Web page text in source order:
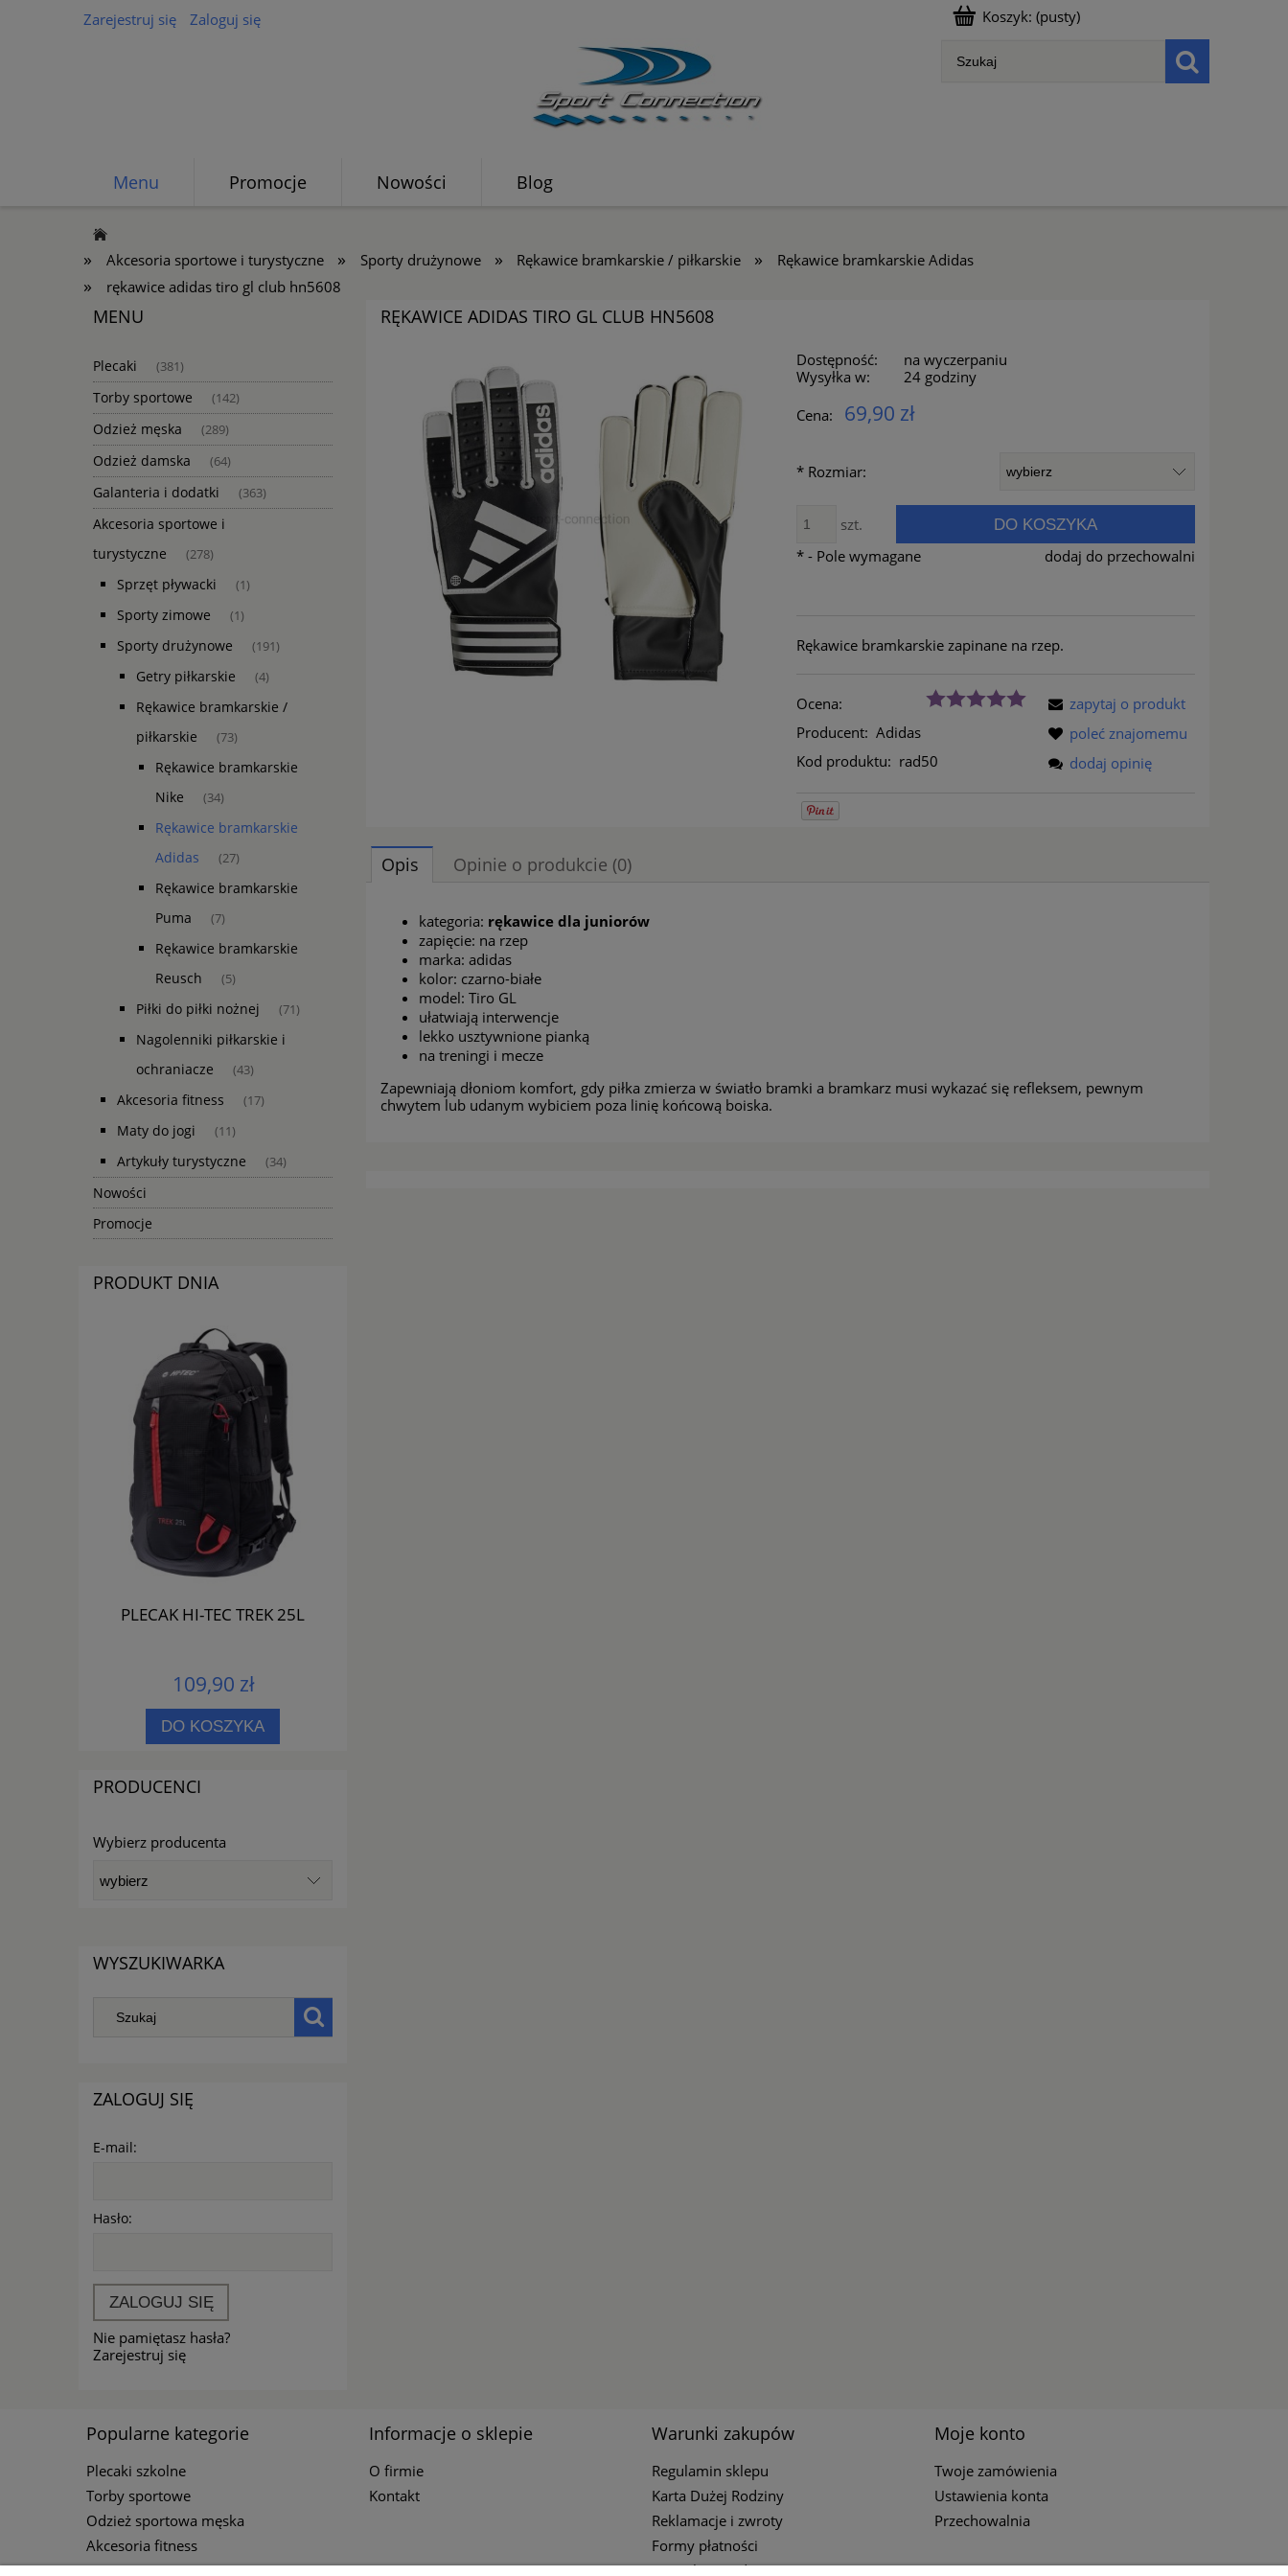
Zarejestruj się Zaloguj się Koszyk: (pusty)
Menu Promocje Nowości Blog
» Akcesoria sportowe i turystyczne » Sporty drużynowe » Rękawice bramkarskie / piłkarskie » Rękawice bramkarskie Adidas
» rękawice adidas tiro gl club hn5608
MENU
Plecaki (381)
Torby sportowe (142)
Odzież męska (289)
Odzież damska (64)
Galanteria i dodatki (363)
Akcesoria sportowe i
turystyczne
(278)
Sprzęt pływacki (1)
Sporty zimowe (1)
Sporty drużynowe (191)
Getry piłkarskie (4)
Rękawice bramkarskie /
piłkarskie
(73)
Rękawice bramkarskie
Nike
(34)
Rękawice bramkarskie
Adidas
(27)
Rękawice bramkarskie
Puma
(7)
Rękawice bramkarskie
Reusch
(5)
Piłki do piłki nożnej (71)
Nagolenniki piłkarskie i
ochraniacze
(43)
Akcesoria fitness (17)
Maty do jogi (11)
Artykuły turystyczne (34)
Nowości
Promocje
PRODUKT DNIA
PLECAK HI-TEC TREK 25L
109,90 zł
DO KOSZYKA
PRODUCENCI
Wybierz producenta
WYSZUKIWARKA
ZALOGUJ SIĘ
E-mail:
Hasło:
ZALOGUJ SIĘ
Nie pamiętasz hasła?
Zarejestruj się
RĘKAWICE ADIDAS TIRO GL CLUB HN5608
Dostępność:
na wyczerpaniu
Wysyłka w:
24 godziny
Cena:
69,90 zł
* Rozmiar:
szt.
DO KOSZYKA
dodaj do przechowalni
* - Pole wymagane
Rękawice bramkarskie zapinane na rzep.
Ocena:
Producent: Adidas
Kod produktu: rad50
zapytaj o produkt
poleć znajomemu
dodaj opinię
Opis Opinie o produkcie (0)
kategoria: rękawice dla juniorów
zapięcie: na rzep
marka: adidas
kolor: czarno-białe
model: Tiro GL
ułatwiają interwencje
lekko usztywnione pianką
na treningi i mecze
Zapewniają dłoniom komfort, gdy piłka zmierza w światło bramki a bramkarz musi wykazać się refleksem, pewnym
chwytem lub udanym wybiciem poza linię końcową boiska.
Popularne kategorie
Plecaki szkolne
Torby sportowe
Odzież sportowa męska
Akcesoria fitness
Informacje o sklepie
O firmie
Kontakt
Warunki zakupów
Regulamin sklepu
Karta Dużej Rodziny
Reklamacje i zwroty
Formy płatności
Czas i koszty dostawy
Moje konto
Twoje zamówienia
Ustawienia konta
Przechowalnia